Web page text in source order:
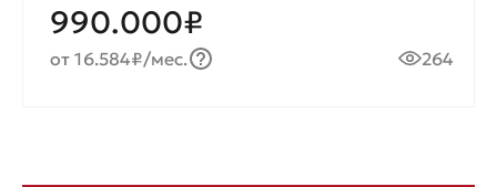
990.000₽
от 16.584₽/мес. 264